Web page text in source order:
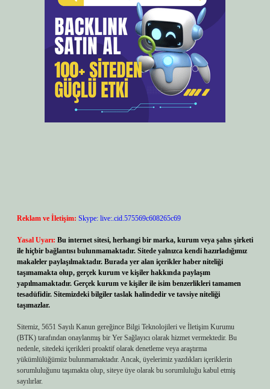
Reklam ve İletişim: Skype: live:.cid.575569c608265c69
Yasal Uyarı: Bu internet sitesi, herhangi bir marka, kurum veya şahıs şirketi
ile hiçbir bağlantısı bulunmamaktadır. Sitede yalnızca kendi hazırladığımız
makaleler paylaşılmaktadır. Burada yer alan içerikler haber niteliği
taşımamakta olup, gerçek kurum ve kişiler hakkında paylaşım
yapılmamaktadır. Gerçek kurum ve kişiler ile isim benzerlikleri tamamen
tesadüfidir. Sitemizdeki bilgiler taslak halindedir ve tavsiye niteliği
taşımazlar.
Sitemiz, 5651 Sayılı Kanun gereğince Bilgi Teknolojileri ve İletişim Kurumu
(BTK) tarafından onaylanmış bir Yer Sağlayıcı olarak hizmet vermektedir. Bu
nedenle, sitedeki içerikleri proaktif olarak denetleme veya araştırma
yükümlülüğümüz bulunmamaktadır. Ancak, üyelerimiz yazdıkları içeriklerin
sorumluluğunu taşımakta olup, siteye üye olarak bu sorumluluğu kabul etmiş
sayılırlar.